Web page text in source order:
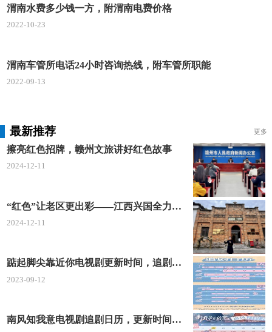
渭南水费多少钱一方，附渭南电费价格
2022-10-23
渭南车管所电话24小时咨询热线，附车管所职能
2022-09-13
最新推荐 更多
擦亮红色招牌，赣州文旅讲好红色故事
2024-12-11
“红色”让老区更出彩——江西兴国全力打造红色文化传承发展创新示范区
2024-12-11
踮起脚尖靠近你电视剧更新时间，追剧日历及剧情简介
2023-09-12
南风知我意电视剧追剧日历，更新时间一览表